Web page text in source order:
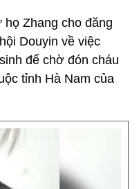
Zhang cho đăng
Douyin về việc
để chờ đón cháu
tỉnh Hà Nam của